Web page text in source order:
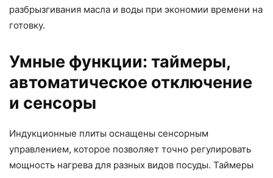
разбрызгивания масла и воды при экономии времени на
готовку.
Умные функции: таймеры,
автоматическое отключение
и сенсоры
Индукционные плиты оснащены сенсорным
управлением, которое позволяет точно регулировать
мощность нагрева для разных видов посуды. Таймеры